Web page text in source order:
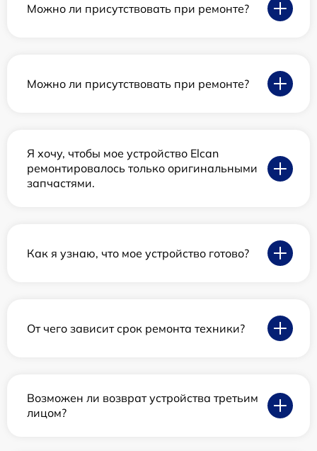
Можно ли присутствовать при ремонте?
Можно ли присутствовать при ремонте?
Я хочу, чтобы мое устройство Elcan
ремонтировалось только оригинальными
запчастями.
Как я узнаю, что мое устройство готово?
От чего зависит срок ремонта техники?
Возможен ли возврат устройства третьим
лицом?